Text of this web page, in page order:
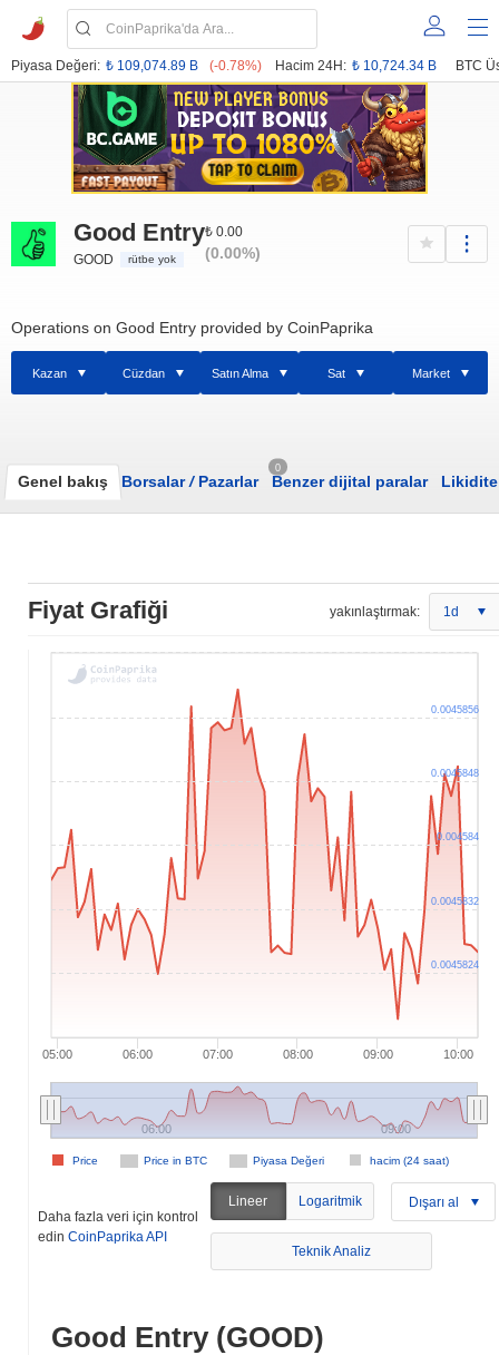
Piyasa Değeri: ₺ 109,074.89 B (-0.78%) Hacim 24H: ₺ 10,724.34 B BTC
Good Entry
GOOD rütbe yok
₺ 0.00
(0.00%)
Operations on Good Entry provided by CoinPaprika
Kazan Cüzdan Satın Alma Sat Market
Genel bakış Borsalar/Pazarlar
0
Benzer dijital paralar Likidite
Fiyat Grafiği yakınlaştırmak: 1d
05:00 06:00 07:00 08:00 09:00 10:00
Price in BTC Piyasa Değeri hacim (24 saat)
Price
06:00 09:00
0.0045824
0.0045832
0.004584
0.0045848
0.0045856
Daha fazla veri için kontrol
edin CoinPaprika API
Lineer Logaritmik Dışarı al
Teknik Analiz
Good Entry (GOOD)